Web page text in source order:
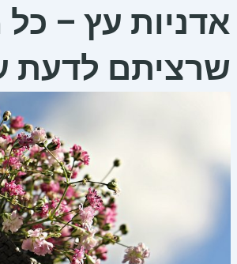
אדניות עץ –
שרציתם לדעת